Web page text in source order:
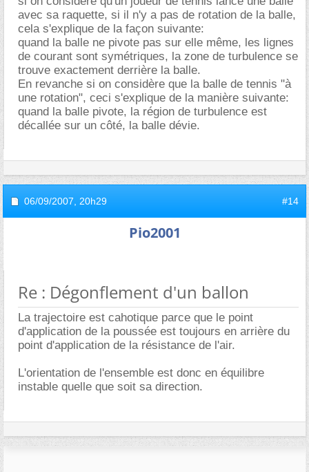
avec sa raquette, si il n'y a pas de rotation de la balle,
cela s'explique de la façon suivante:
quand la balle ne pivote pas sur elle même, les lignes
de courant sont symétriques, la zone de turbulence se
trouve exactement derrière la balle.
En revanche si on considère que la balle de tennis "à
une rotation", ceci s'explique de la manière suivante:
quand la balle pivote, la région de turbulence est
décallée sur un côté, la balle dévie.
06/09/2007, 20h29 #14
Pio2001
Re : Dégonflement d'un ballon
La trajectoire est cahotique parce que le point
d'application de la poussée est toujours en arrière du
point d'application de la résistance de l'air.
L'orientation de l'ensemble est donc en équilibre
instable quelle que soit sa direction.